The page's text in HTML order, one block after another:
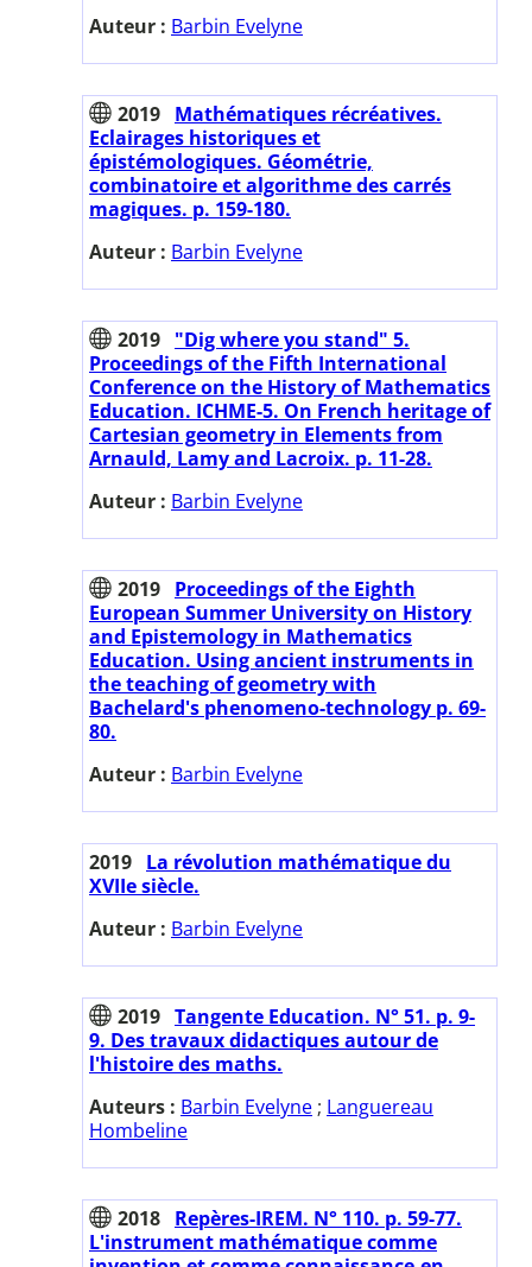
Auteur : Barbin Evelyne
2019 Mathématiques récréatives.
Eclairages historiques et
épistémologiques. Géométrie,
combinatoire et algorithme des carrés
magiques. p. 159-180.
Auteur : Barbin Evelyne
2019 "Dig where you stand" 5.
Proceedings of the Fifth International
Conference on the History of Mathematics
Education. ICHME-5. On French heritage of
Cartesian geometry in Elements from
Arnauld, Lamy and Lacroix. p. 11-28.
Auteur : Barbin Evelyne
2019 Proceedings of the Eighth
European Summer University on History
and Epistemology in Mathematics
Education. Using ancient instruments in
the teaching of geometry with
Bachelard's phenomeno-technology p. 69-
80.
Auteur : Barbin Evelyne
2019 La révolution mathématique du
XVIIe siècle.
Auteur : Barbin Evelyne
2019 Tangente Education. N° 51. p. 9-
9. Des travaux didactiques autour de
l'histoire des maths.
Auteurs : Barbin Evelyne ; Languereau
Hombeline
2018 Repères-IREM. N° 110. p. 59-77.
L'instrument mathématique comme